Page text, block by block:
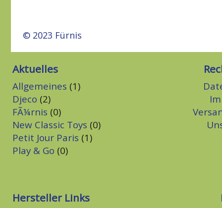
© 2023 Fürnis
Aktuelles
Allgemeines (1)
Djeco (2)
FÃ¼rnis (0)
New Classic Toys (0)
Petit Jour Paris (1)
Play & Go (0)
Hersteller Links